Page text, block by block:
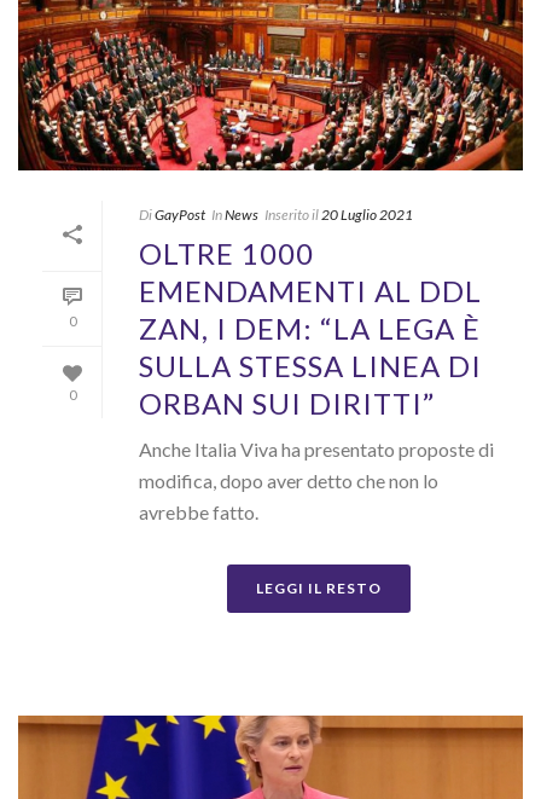
0
0
DiGayPost InNews Inserito il20 Luglio 2021
OLTRE 1000
EMENDAMENTI AL DDL
ZAN, I DEM: “LA LEGA È
SULLA STESSA LINEA DI
ORBAN SUI DIRITTI”
Anche Italia Viva ha presentato proposte di
modifica, dopo aver detto che non lo
avrebbe fatto.
LEGGI IL RESTO